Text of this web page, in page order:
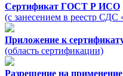
Сертификат ГОСТ Р ИСО
(с занесением в реестр
Приложение к
(область сертификации)
Разрешение на